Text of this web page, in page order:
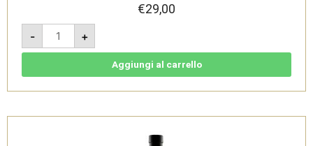
€29,00
-
Stellato
Vermentino
di
Pala
+
Aggiungi al carrello